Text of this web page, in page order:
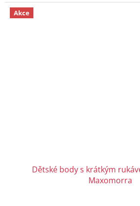
Akce
Dětské body s krátkým
Maxomorra